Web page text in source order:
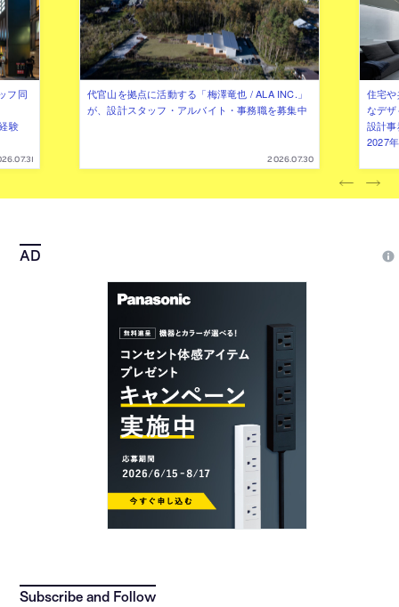
フ同
験
代官山を拠点に活動する「梅澤竜也 / ALA INC.」
が、設計スタッフ・アルバイト・事務職を募集中
2026.07.30
住宅
なデ
設計
2027